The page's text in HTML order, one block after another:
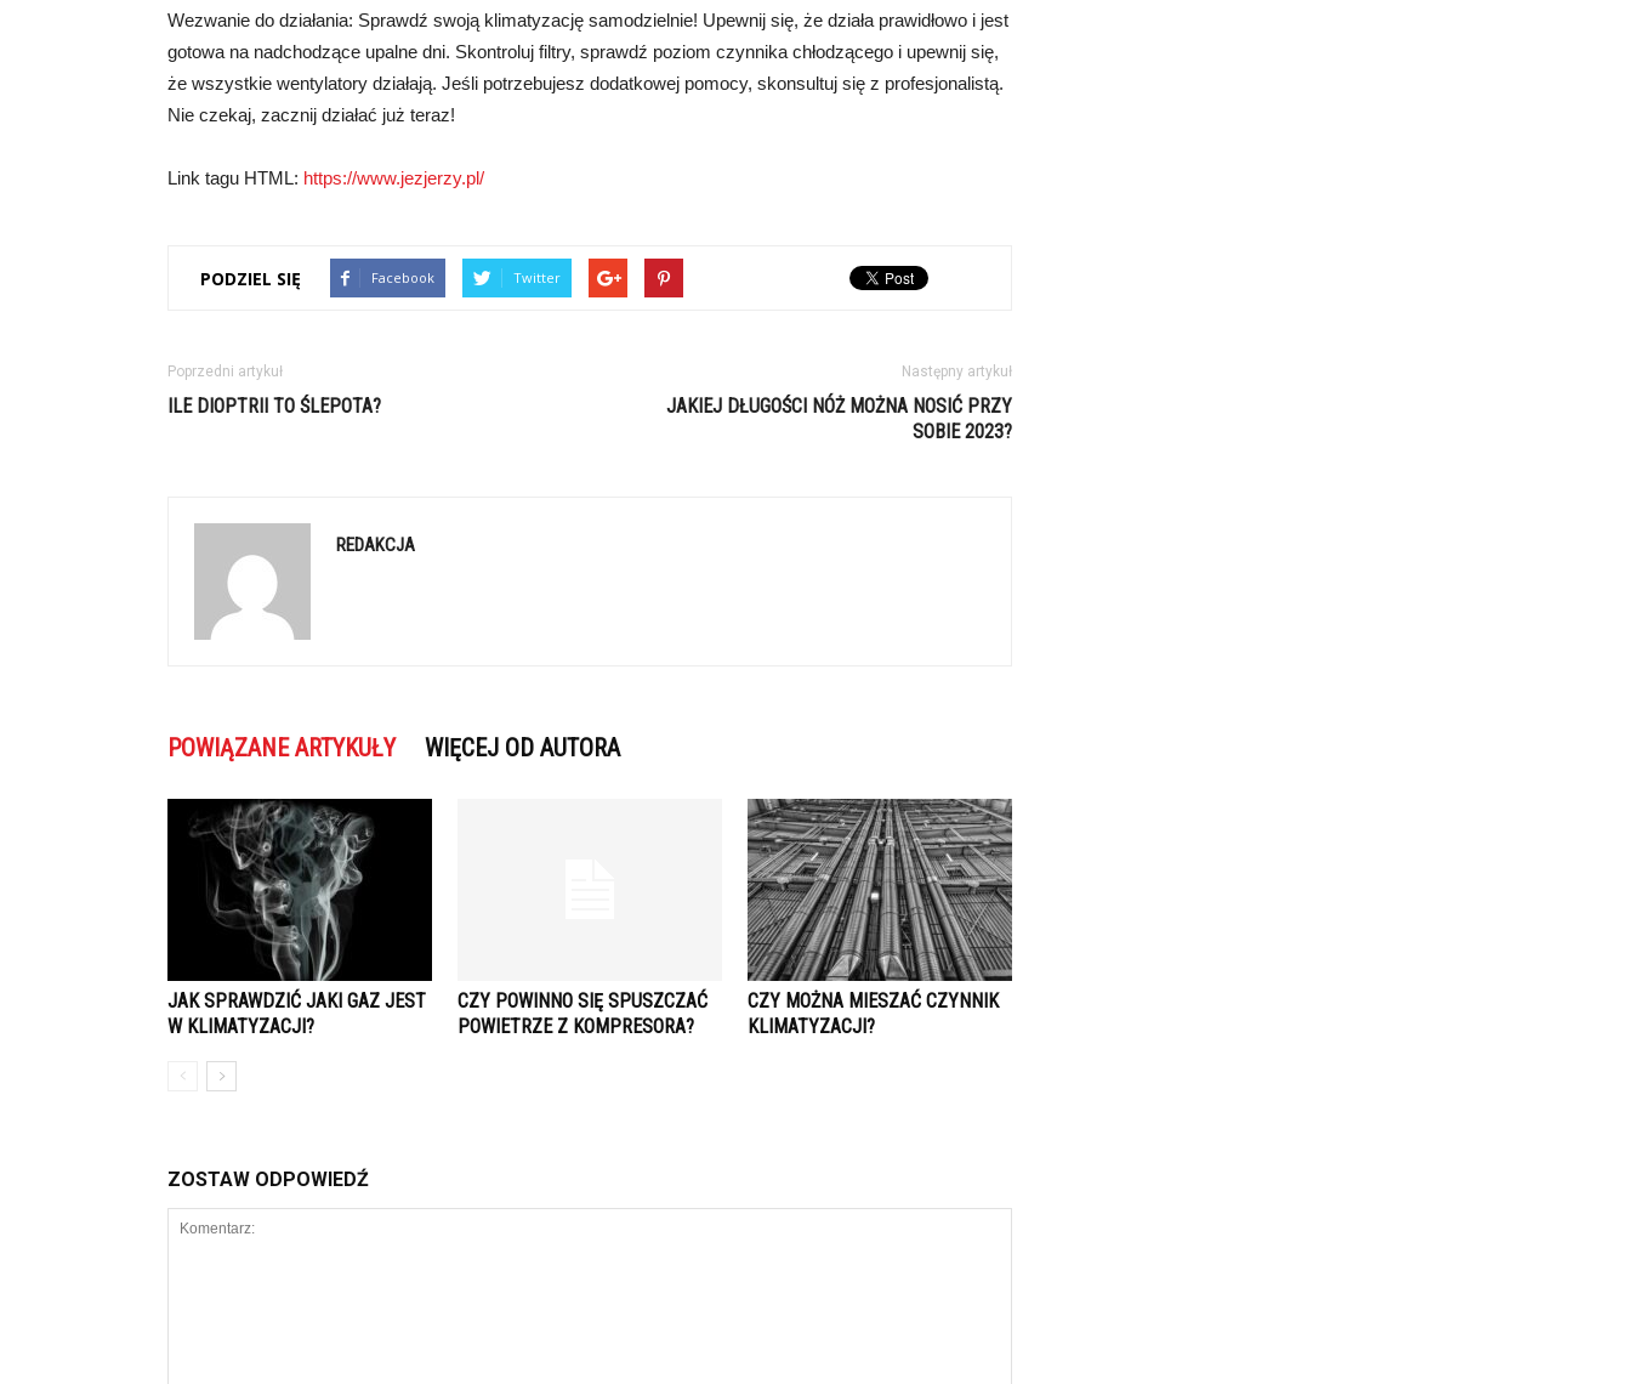
Wezwanie do działania: Sprawdź swoją klimatyzację samodzielnie! Upewnij się, że działa prawidłowo i jest
gotowa na nadchodzące upalne dni. Skontroluj filtry, sprawdź poziom czynnika chłodzącego i upewnij się,
że wszystkie wentylatory działają. Jeśli potrzebujesz dodatkowej pomocy, skonsultuj się z profesjonalistą.
Nie czekaj, zacznij działać już teraz!
Link tagu HTML: https://www.jezjerzy.pl/
PODZIEL SIĘ Facebook Twitter
Poprzedni artykuł
ILE DIOPTRII TO ŚLEPOTA?
Następny artykuł
JAKIEJ DŁUGOŚCI NÓŻ MOŻNA NOSIĆ PRZY
SOBIE 2023?
REDAKCJA
POWIĄZANE ARTYKUŁY WIĘCEJ OD AUTORA
JAK SPRAWDZIĆ JAKI GAZ JEST
W KLIMATYZACJI?
CZY POWINNO SIĘ SPUSZCZAĆ
POWIETRZE Z KOMPRESORA?
CZY MOŻNA MIESZAĆ CZYNNIK
KLIMATYZACJI?
ZOSTAW ODPOWIEDŹ